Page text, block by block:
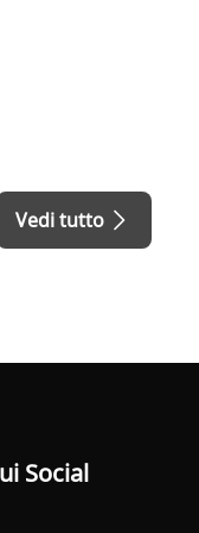
Vedi tutto
Social